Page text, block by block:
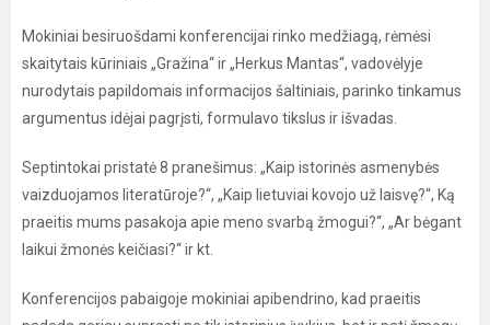
Mokiniai besiruošdami konferencijai rinko medžiagą, rėmėsi
skaitytais kūriniais „Gražina“ ir „Herkus Mantas“, vadovėlyje
nurodytais papildomais informacijos šaltiniais, parinko tinkamus
argumentus idėjai pagrįsti, formulavo tikslus ir išvadas.
Septintokai pristatė 8 pranešimus: „Kaip istorinės asmenybės
vaizduojamos literatūroje?“, „Kaip lietuviai kovojo už laisvę?“, Ką
praeitis mums pasakoja apie meno svarbą žmogui?“, „Ar bėgant
laikui žmonės keičiasi?“ ir kt.
Konferencijos pabaigoje mokiniai apibendrino, kad praeitis